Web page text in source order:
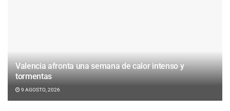
Valencia afronta una semana de calor intenso y
tormentas
9 AGOSTO, 2026